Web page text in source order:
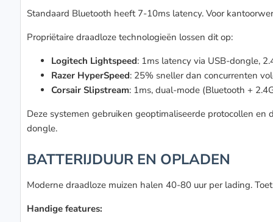
Standaard Bluetooth heeft 7-10ms latency. Voor
Propriëtaire draadloze technologieën lossen dit op:
Logitech Lightspeed: 1ms latency via USB-dongle,
Razer HyperSpeed: 25% sneller dan concurrenten
Corsair Slipstream: 1ms, dual-mode (Bluetooth +
Deze systemen gebruiken geoptimaliseerde protocollen
dongle.
BATTERIJDUUR EN OPLADEN
Moderne draadloze muizen halen 40-80 uur per lading.
Handige features: